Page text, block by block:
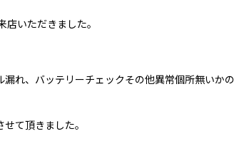
いただきました。
れ、バッテリーチェックその他異常個所無いか
て頂きました。